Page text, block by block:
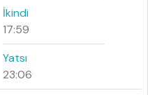
İkindi
17:59
Yatsı
23:06